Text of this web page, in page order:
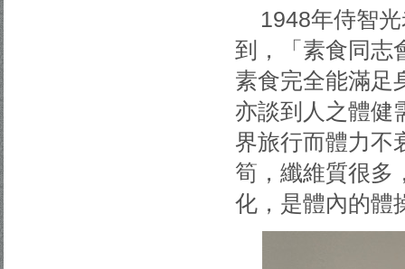
1948年侍智
到，「素食同志
素食完全能滿足
亦談到人之體健
界旅行而體力不
筍，纖維質很多
化，是體內的體